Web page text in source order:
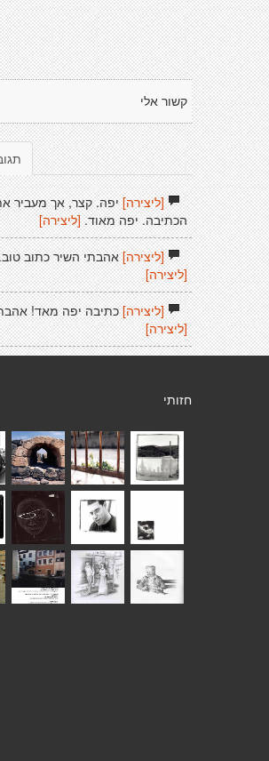
קשור אלי
[ליצירה]יפה. קצר, אך מעביר
הכתיבה. יפה מאוד. [ליצירה]
[ליצירה]אהבתי השיר כתוב
[ליצירה]
[ליצירה]כתיבה יפה מאד!
[ליצירה]
חזותי